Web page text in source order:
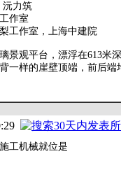
沅力筑
作室
工作室，上海中建院
景观平台，漂浮在613米
一样的崖壁顶端，前后
工机械就位是